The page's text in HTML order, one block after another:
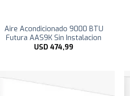
Aire Acondicionado 9000 BTU
Futura AAS9K Sin Instalacion
USD474,99